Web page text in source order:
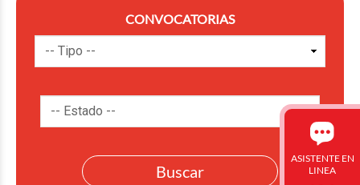
CONVOCATORIAS
ASISTENTE EN
LINEA